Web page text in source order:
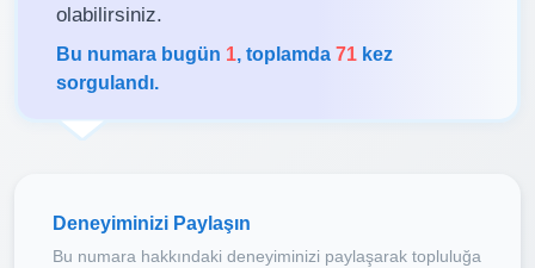
olabilirsiniz.
Bu numara bugün 1, toplamda 71 kez
sorgulandı.
Deneyiminizi Paylaşın
Bu numara hakkındaki deneyiminizi paylaşarak topluluğa